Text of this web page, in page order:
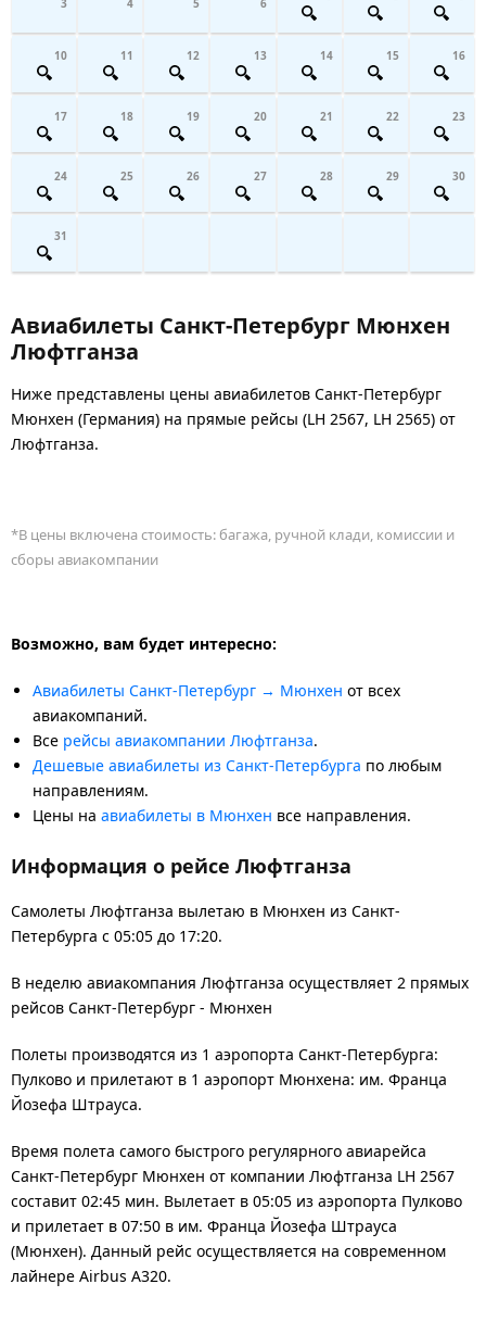
3 4 5 6
10 11 12 13 14 15 16
17 18 19 20 21 22 23
24 25 26 27 28 29 30
31
Авиабилеты Санкт-Петербург Мюнхен
Люфтганза
Ниже представлены цены авиабилетов Санкт-Петербург
Мюнхен (Германия) на прямые рейсы (LH 2567, LH 2565) от
Люфтганза.
*В цены включена стоимость: багажа, ручной клади, комиссии и
сборы авиакомпании
Возможно, вам будет интересно:
Авиабилеты Санкт-Петербург → Мюнхен от всех
авиакомпаний.
Все рейсы авиакомпании Люфтганза.
Дешевые авиабилеты из Санкт-Петербурга по любым
направлениям.
Цены на авиабилеты в Мюнхен все направления.
Информация о рейсе Люфтганза
Самолеты Люфтганза вылетаю в Мюнхен из Санкт-
Петербурга с 05:05 до 17:20.
В неделю авиакомпания Люфтганза осуществляет 2 прямых
рейсов Санкт-Петербург - Мюнхен
Полеты производятся из 1 аэропорта Санкт-Петербурга:
Пулково и прилетают в 1 аэропорт Мюнхена: им. Франца
Йозефа Штрауса.
Время полета самого быстрого регулярного авиарейса
Санкт-Петербург Мюнхен от компании Люфтганза LH 2567
составит 02:45 мин. Вылетает в 05:05 из аэропорта Пулково
и прилетает в 07:50 в им. Франца Йозефа Штрауса
(Мюнхен). Данный рейс осуществляется на современном
лайнере Airbus A320.